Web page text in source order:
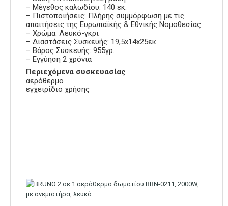
– Μέγεθος καλωδίου: 140 εκ.
– Πιστοποιήσεις: Πλήρης συμμόρφωση με τις
απαιτήσεις της Ευρωπαϊκής & Εθνικής Νομοθεσίας
– Χρώμα: Λευκό-γκρι
– Διαστάσεις Συσκευής: 19,5x14x25εκ.
– Βάρος Συσκευής: 955γρ.
– Εγγύηση 2 χρόνια
Περιεχόμενα συσκευασίας
αερόθερμο
εγχειρίδιο χρήσης